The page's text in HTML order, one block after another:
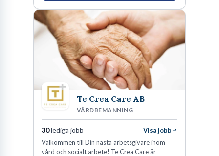
Te Crea Care AB
VÅRDBEMANNING
30lediga jobb
Visa jobb
Välkommen till Din nästa arbetsgivare inom
vård och socialt arbete! Te Crea Care är